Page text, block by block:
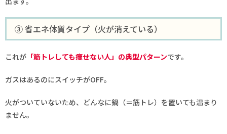
③ 省エネ体質タイプ（火が消えている）
これが 「筋トレしても痩せない人」の典型パターンです。
ガスはあるのにスイッチがOFF。
火がついていないため、どんなに鍋（＝筋トレ）を置いても温まり
ません。